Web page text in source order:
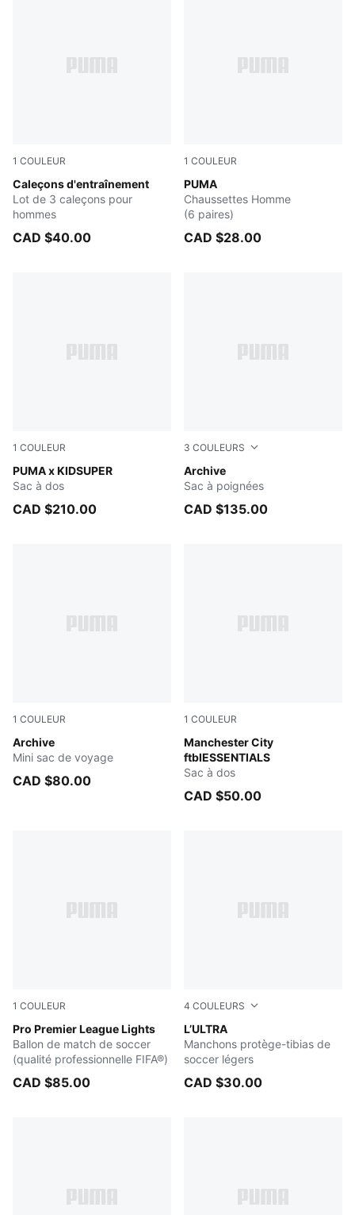
1 COULEUR
Caleçons d'entraînement
BLACK / GREY
Lot de 3 caleçons pour
hommes
CAD $40.00
1 COULEUR
PUMA
WHITE / BLACK
Chaussettes Homme
(6 paires)
CAD $28.00
1 COULEUR
PUMA x KIDSUPER
Dark Coal-Multicolor
Sac à dos
CAD $210.00
3 COULEURS
Archive
PUMA BLACK
Sac à poignées
CAD $135.00
1 COULEUR
Archive
PUMA BLACK
Mini sac de voyage
CAD $80.00
1 COULEUR
Manchester City
ftblESSENTIALS
PUMA Navy-Team Light Blue
Sac à dos
CAD $50.00
1 COULEUR
Pro Premier League Lights
Fluo Yellow-Multicolor
Ballon de match de soccer
(qualité professionnelle FIFA®)
CAD $85.00
4 COULEURS
L’ULTRA
Ultra Blue-PUMA White-
Manchons protège-tibias de
soccer légers
CAD $30.00